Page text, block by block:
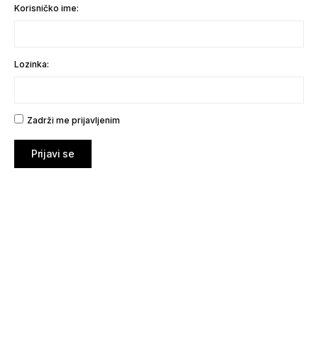
Korisničko ime:
Lozinka:
Zadrži me prijavljenim
Prijavi se